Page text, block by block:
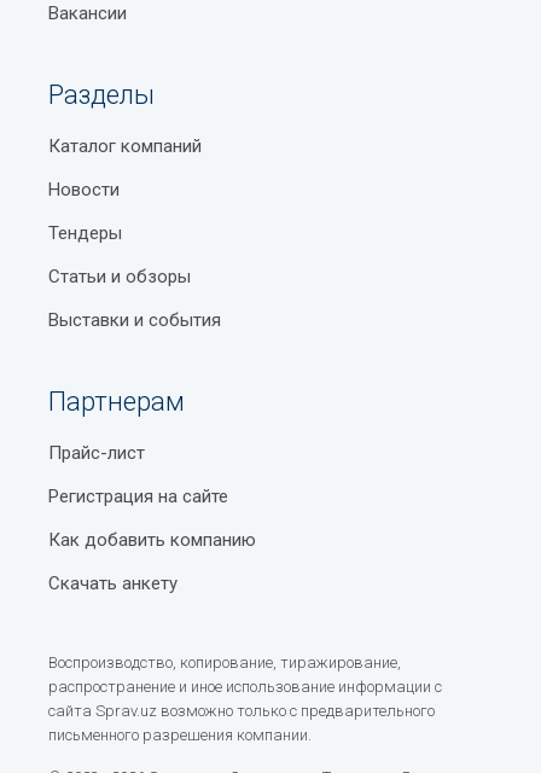
Вакансии
Разделы
Каталог компаний
Новости
Тендеры
Статьи и обзоры
Выставки и события
Партнерам
Прайс-лист
Регистрация на сайте
Как добавить компанию
Скачать анкету
Воспроизводство, копирование, тиражирование,
распространение и иное использование информации с
сайта Sprav.uz возможно только с предварительного
письменного разрешения компании.